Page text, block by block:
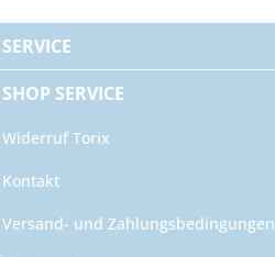
SERVICE
SHOP SERVICE
Widerruf Torix
Kontakt
Versand- und Zahlungsbedingungen